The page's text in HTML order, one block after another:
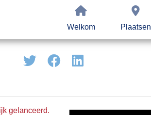
Welkom Plaatsen
gelanceerd.